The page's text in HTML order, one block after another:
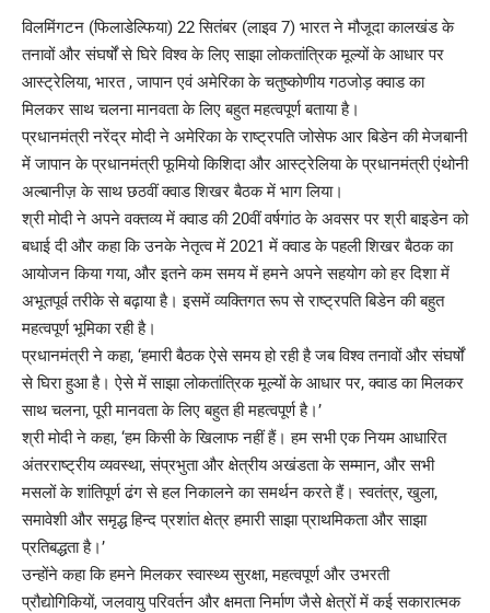
विलमिंगटन (फिलाडेल्फिया) 22 सितंबर (लाइव 7) भारत ने मौजूदा कालखंड के
तनावों और संघर्षों से घिरे विश्व के लिए साझा लोकतांत्रिक मूल्यों के आधार पर
आस्ट्रेलिया, भारत , जापान एवं अमेरिका के चतुष्कोणीय गठजोड़ क्वाड का
मिलकर साथ चलना मानवता के लिए बहुत महत्वपूर्ण बताया है।
प्रधानमंत्री नरेंद्र मोदी ने अमेरिका के राष्ट्रपति जोसेफ आर बिडेन की मेजबानी
में जापान के प्रधानमंत्री फूमियो किशिदा और आस्ट्रेलिया के प्रधानमंत्री एंथोनी
अल्बानीज़ के साथ छठवीं क्वाड शिखर बैठक में भाग लिया।
श्री मोदी ने अपने वक्तव्य में क्वाड की 20वीं वर्षगांठ के अवसर पर श्री बाइडेन को
बधाई दी और कहा कि उनके नेतृत्व में 2021 में क्वाड के पहली शिखर बैठक का
आयोजन किया गया, और इतने कम समय में हमने अपने सहयोग को हर दिशा में
अभूतपूर्व तरीके से बढ़ाया है। इसमें व्यक्तिगत रूप से राष्ट्रपति बिडेन की बहुत
महत्वपूर्ण भूमिका रही है।
प्रधानमंत्री ने कहा, ‘हमारी बैठक ऐसे समय हो रही है जब विश्व तनावों और संघर्षों
से घिरा हुआ है। ऐसे में साझा लोकतांत्रिक मूल्यों के आधार पर, क्वाड का मिलकर
साथ चलना, पूरी मानवता के लिए बहुत ही महत्वपूर्ण है।’
श्री मोदी ने कहा, ‘हम किसी के खिलाफ नहीं हैं। हम सभी एक नियम आधारित
अंतरराष्ट्रीय व्यवस्था, संप्रभुता और क्षेत्रीय अखंडता के सम्मान, और सभी
मसलों के शांतिपूर्ण ढंग से हल निकालने का समर्थन करते हैं। स्वतंत्र, खुला,
समावेशी और समृद्ध हिन्द प्रशांत क्षेत्र हमारी साझा प्राथमिकता और साझा
प्रतिबद्धता है।’
उन्होंने कहा कि हमने मिलकर स्वास्थ्य सुरक्षा, महत्वपूर्ण और उभरती
प्रौद्योगिकियों, जलवायु परिवर्तन और क्षमता निर्माण जैसे क्षेत्रों में कई सकारात्मक